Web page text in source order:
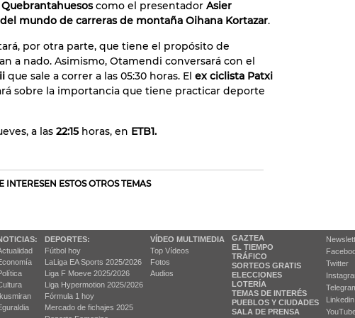
como el presentador Asier
mundo de carreras de montaña Oihana Kortazar.
por otra parte, que tiene el propósito de
a nado. Asimismo, Otamendi conversará con el
que sale a correr a las 05:30 horas. El ex ciclista Patxi
sobre la importancia que tiene practicar deporte
a las 22:15 horas, en ETB1.
INTERESEN ESTOS OTROS TEMAS
DEPORTES:
Fútbol hoy
LaLiga EA Sports 2025/2026
Liga F Moeve 2025/2026
Liga Hypermotion 2025/2026
Fórmula 1 hoy
Mercado de fichajes 2025
VÍDEO MULTIMEDIA
Top Vídeos
Fotos
Audios
GAZTEA
EL TIEMPO
TRÁFICO
SORTEOS GRATIS
ELECCIONES
LOTERÍA
TEMAS DE INTERÉS
PUEBLOS Y CIUDADES
SALA DE PRENSA
Twitter
Linkedin